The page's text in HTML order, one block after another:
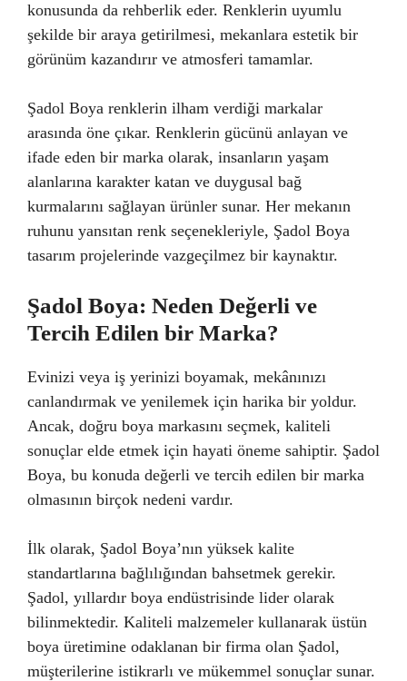
konusunda da rehberlik eder. Renklerin uyumlu
şekilde bir araya getirilmesi, mekanlara estetik bir
görünüm kazandırır ve atmosferi tamamlar.
Şadol Boya renklerin ilham verdiği markalar
arasında öne çıkar. Renklerin gücünü anlayan ve
ifade eden bir marka olarak, insanların yaşam
alanlarına karakter katan ve duygusal bağ
kurmalarını sağlayan ürünler sunar. Her mekanın
ruhunu yansıtan renk seçenekleriyle, Şadol Boya
tasarım projelerinde vazgeçilmez bir kaynaktır.
Şadol Boya: Neden Değerli ve
Tercih Edilen bir Marka?
Evinizi veya iş yerinizi boyamak, mekânınızı
canlandırmak ve yenilemek için harika bir yoldur.
Ancak, doğru boya markasını seçmek, kaliteli
sonuçlar elde etmek için hayati öneme sahiptir. Şadol
Boya, bu konuda değerli ve tercih edilen bir marka
olmasının birçok nedeni vardır.
İlk olarak, Şadol Boya’nın yüksek kalite
standartlarına bağlılığından bahsetmek gerekir.
Şadol, yıllardır boya endüstrisinde lider olarak
bilinmektedir. Kaliteli malzemeler kullanarak üstün
boya üretimine odaklanan bir firma olan Şadol,
müşterilerine istikrarlı ve mükemmel sonuçlar sunar.